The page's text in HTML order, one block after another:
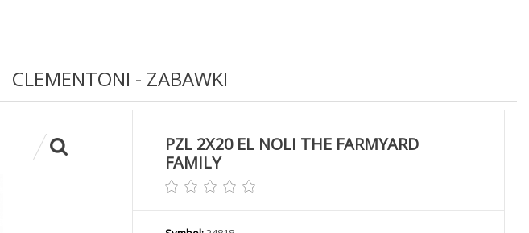
CLEMENTONI - ZABAWKI
PZL 2X20 EL NOLI THE FARMYARD
FAMILY